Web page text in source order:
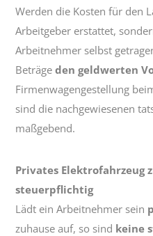
Werden die Kosten für den
Arbeitgeber erstattet,
Arbeitnehmer selbst
Beträgeden geldwerten
Firmenwagengestellung
sind die nachgewiesenen
maßgebend.
Privates Elektrofahrzeug
steuerpflichtig
Lädt ein Arbeitnehmer sein
zuhause auf, so sind keine